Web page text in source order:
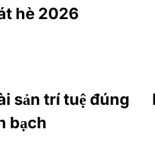
hè 2026
sản trí tuệ đúng
bạch